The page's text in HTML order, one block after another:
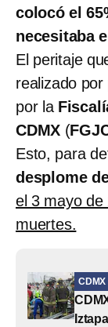
colocó el
necesitaba
El peritaje
realizado por
por la
CDMX (
Esto, para
desplome
el 3 mayo de
muertes.
CDMX